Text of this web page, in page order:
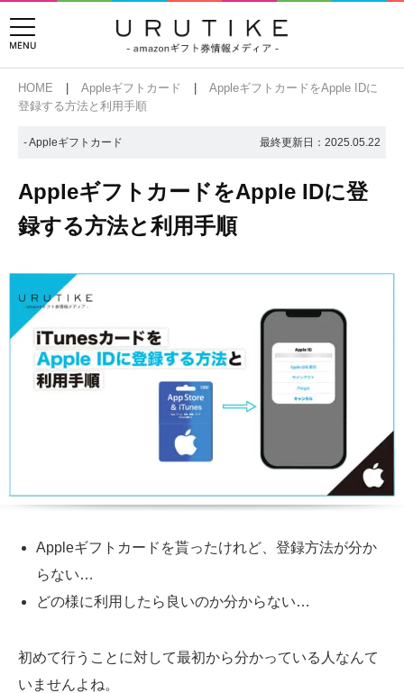
HOME Appleギフトカード
AppleギフトカードをApple IDに
登録する方法と利用手順
- Appleギフトカード 最終更新日： 2025.05.22
AppleギフトカードをApple IDに登
録する方法と利用手順
Appleギフトカードを貰ったけれど、登録方法が分か
らない…
どの様に利用したら良いのか分からない…
初めて行うことに対して最初から分かっている人なんて
いませんよね。